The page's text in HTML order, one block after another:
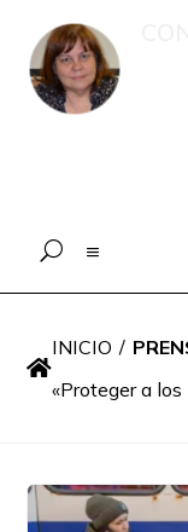

INICIO /
«Proteger a